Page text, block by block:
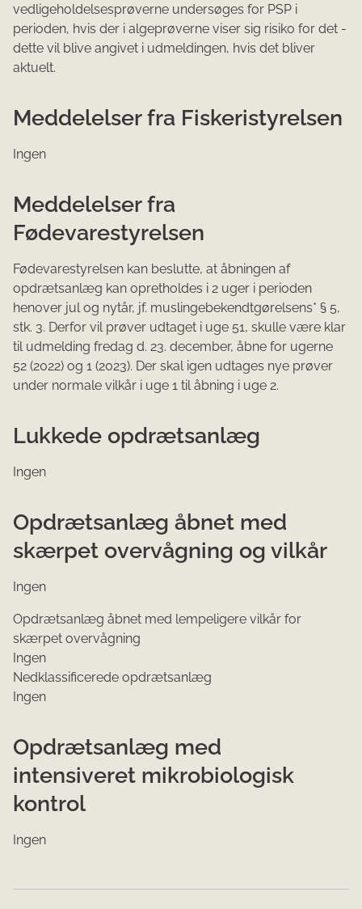
vedligeholdelsesprøverne undersøges for PSP i
perioden, hvis der i algeprøverne viser sig risiko for det -
dette vil blive angivet i udmeldingen, hvis det bliver
aktuelt.
Meddelelser fra Fiskeristyrelsen
Ingen
Meddelelser fra
Fødevarestyrelsen
Fødevarestyrelsen kan beslutte, at åbningen af
opdrætsanlæg kan opretholdes i 2 uger i perioden
henover jul og nytår, jf. muslingebekendtgørelsens* § 5,
stk. 3. Derfor vil prøver udtaget i uge 51, skulle være klar
til udmelding fredag d. 23. december, åbne for ugerne
52 (2022) og 1 (2023). Der skal igen udtages nye prøver
under normale vilkår i uge 1 til åbning i uge 2.
Lukkede opdrætsanlæg
Ingen
Opdrætsanlæg åbnet med
skærpet overvågning og vilkår
Ingen
Opdrætsanlæg åbnet med lempeligere vilkår for
skærpet overvågning
Ingen
Nedklassificerede opdrætsanlæg
Ingen
Opdrætsanlæg med
intensiveret mikrobiologisk
kontrol
Ingen